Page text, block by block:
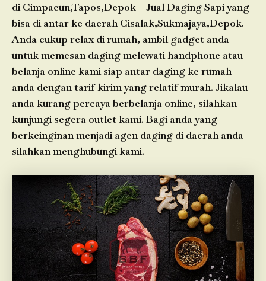
di Cimpaeun,Tapos,Depok – Jual Daging Sapi yang
bisa di antar ke daerah Cisalak,Sukmajaya,Depok.
Anda cukup relax di rumah, ambil gadget anda
untuk memesan daging melewati handphone atau
belanja online kami siap antar daging ke rumah
anda dengan tarif kirim yang relatif murah. Jikalau
anda kurang percaya berbelanja online, silahkan
kunjungi segera outlet kami. Bagi anda yang
berkeinginan menjadi agen daging di daerah anda
silahkan menghubungi kami.